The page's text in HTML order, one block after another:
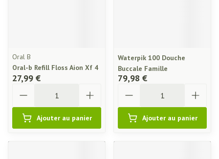
Oral B
Oral-b Refill Floss Aion Xf 4
27,99 €
Ajouter au panier
Waterpik 100 Douche
Buccale Famille
79,98 €
Ajouter au panier